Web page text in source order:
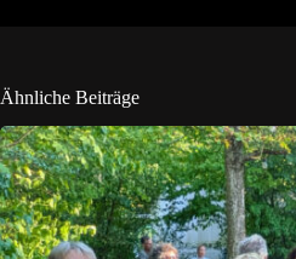
Ähnliche Beiträge